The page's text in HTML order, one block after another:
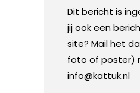
Dit bericht is
jij ook een
site? Mail het
foto of poster)
info@kattuk.nl